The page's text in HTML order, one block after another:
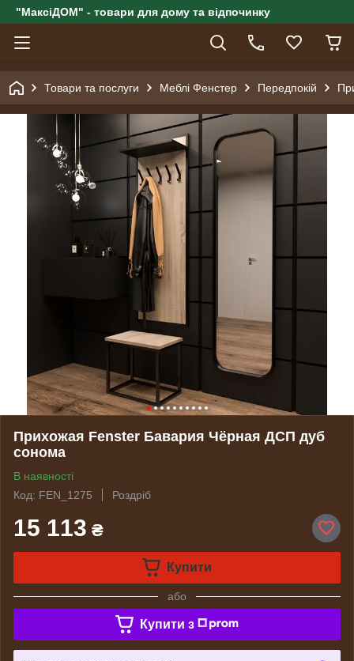
"МаксіДОМ" - товари для дому та відпочинку
Товари та послуги Меблі Фенстер Передпокій
Прихожая Fenster Бавария Чёрная ДСП дуб
сонома
В наявності
Код: FEN_1275
Роздріб
15 113 ₴
Купити
або
Купити з